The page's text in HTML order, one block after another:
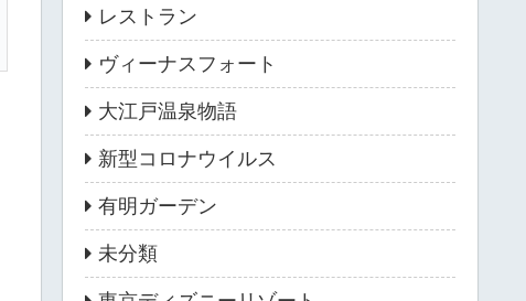
レストラン
ヴィーナスフォート
大江戸温泉物語
新型コロナウイルス
有明ガーデン
未分類